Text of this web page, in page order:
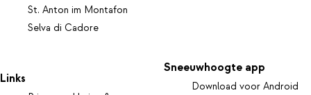
St. Anton im Montafon
Selva di Cadore
Links
Sneeuwhoogte app
Download voor Android